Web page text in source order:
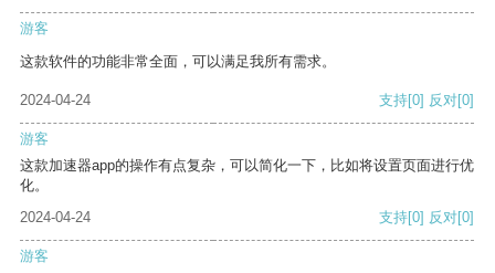
游客
这款软件的功能非常全面，可以满足我所有需求。
2024-04-24 支持[0] 反对[0]
游客
这款加速器app的操作有点复杂，可以简化一下，比如将设置页面进行优
化。
2024-04-24
支持[0] 反对[0]
游客